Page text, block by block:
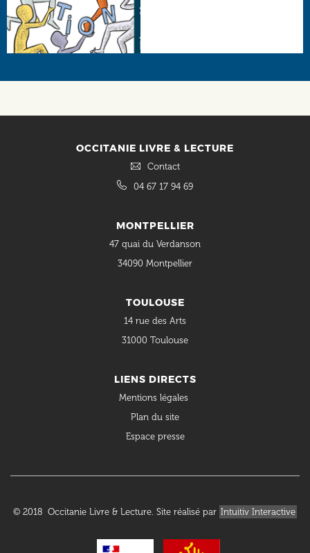
OCCITANIE LIVRE & LECTURE
Contact
04 67 17 94 69
MONTPELLIER
47 quai du Verdanson
34090 Montpellier
TOULOUSE
14 rue des Arts
31000 Toulouse
LIENS DIRECTS
Mentions légales
Plan du site
Espace presse
© 2018 Occitanie Livre & Lecture. Site réalisé par Intuitiv Interactive